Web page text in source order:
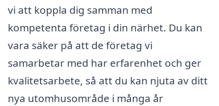
vi att koppla dig samman med
kompetenta företag i din närhet. Du kan
vara säker på att de företag vi
samarbetar med har erfarenhet och ger
kvalitetsarbete, så att du kan njuta av ditt
nya utomhusområde i många år